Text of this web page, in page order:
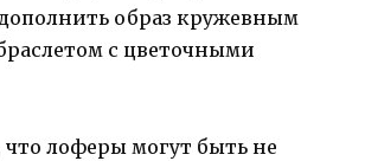
образ кружевным
с цветочными
что лоферы могут быть не